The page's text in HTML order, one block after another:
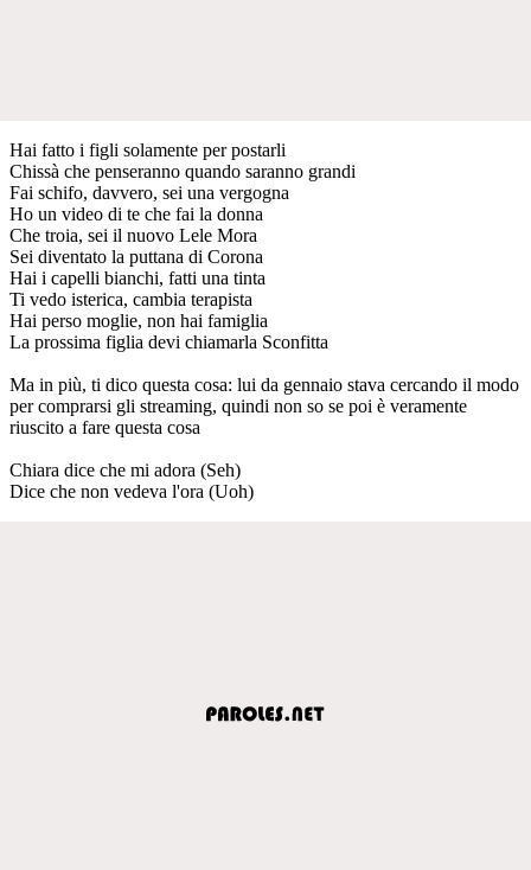
Hai fatto i figli solamente per postarli
Chissà che penseranno quando saranno grandi
Fai schifo, davvero, sei una vergogna
Ho un video di te che fai la donna
Che troia, sei il nuovo Lele Mora
Sei diventato la puttana di Corona
Hai i capelli bianchi, fatti una tinta
Ti vedo isterica, cambia terapista
Hai perso moglie, non hai famiglia
La prossima figlia devi chiamarla Sconfitta
Ma in più, ti dico questa cosa: lui da gennaio stava cercando il modo
per comprarsi gli streaming, quindi non so se poi è veramente
riuscito a fare questa cosa
Chiara dice che mi adora (Seh)
Dice che non vedeva l'ora (Uoh)